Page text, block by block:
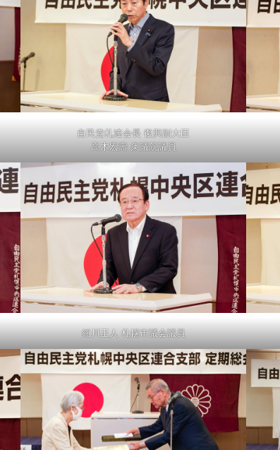
自民党札連会長 復興副大臣
高木宏壽 衆議院議員
細川正人 札幌市議会議員